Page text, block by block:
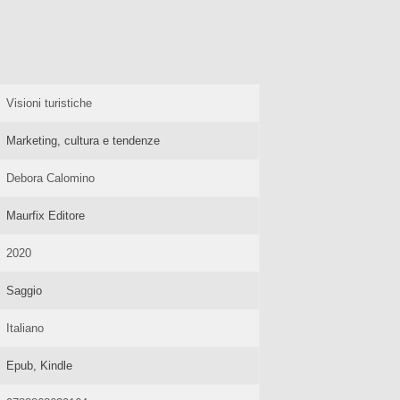
Visioni turistiche
Marketing, cultura e tendenze
Debora Calomino
Maurfix Editore
2020
Saggio
Italiano
Epub, Kindle